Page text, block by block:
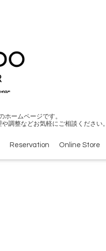
ホームページです。
調整などお気軽にご相談ください。
Reservation Online Store